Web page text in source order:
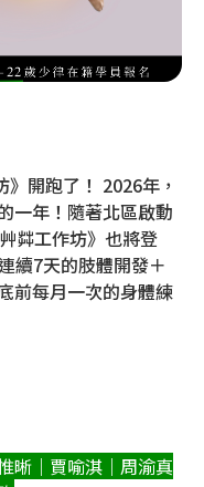
開跑了！ 2026年，
一年！隨著北區啟動
茻工作坊》也將登
續7天的肢體開發＋
前每月一次的身體練
晰｜賈喻淇｜周渝真